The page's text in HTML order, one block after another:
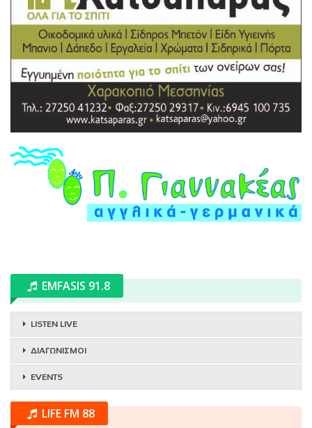
EMFASIS 91.8
LISTEN LIVE
ΔΙΑΓΩΝΙΣΜΟΙ
EVENTS
LIFE FM 88